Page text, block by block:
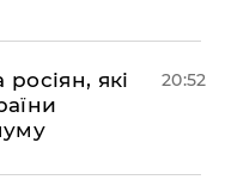
які
20:52